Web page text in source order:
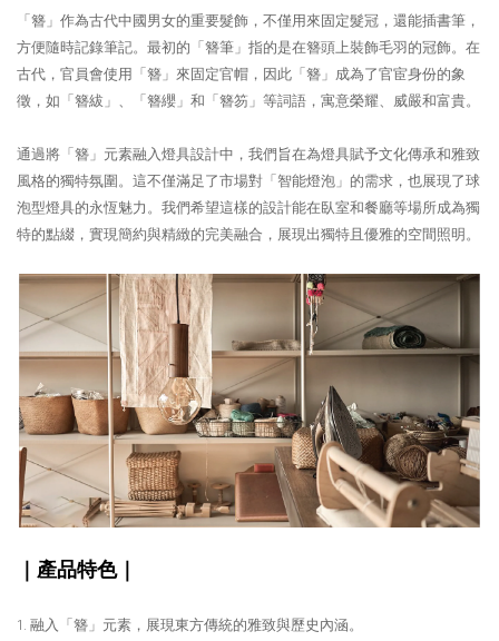
「簪」作為古代中國男女的重要髮飾，不僅用來固定髮冠，還能插書筆，
方便隨時記錄筆記。最初的「簪筆」指的是在簪頭上裝飾毛羽的冠飾。在
古代，官員會使用「簪」來固定官帽，因此「簪」成為了官宦身份的象
徵，如「簪紱」、「簪纓」和「簪笏」等詞語，寓意榮耀、威嚴和富貴。
通過將「簪」元素融入燈具設計中，我們旨在為燈具賦予文化傳承和雅致
風格的獨特氛圍。這不僅滿足了市場對「智能燈泡」的需求，也展現了球
泡型燈具的永恆魅力。我們希望這樣的設計能在臥室和餐廳等場所成為獨
特的點綴，實現簡約與精緻的完美融合，展現出獨特且優雅的空間照明。
｜產品特色｜
1. 融入「簪」元素，展現東方傳統的雅致與歷史內涵。